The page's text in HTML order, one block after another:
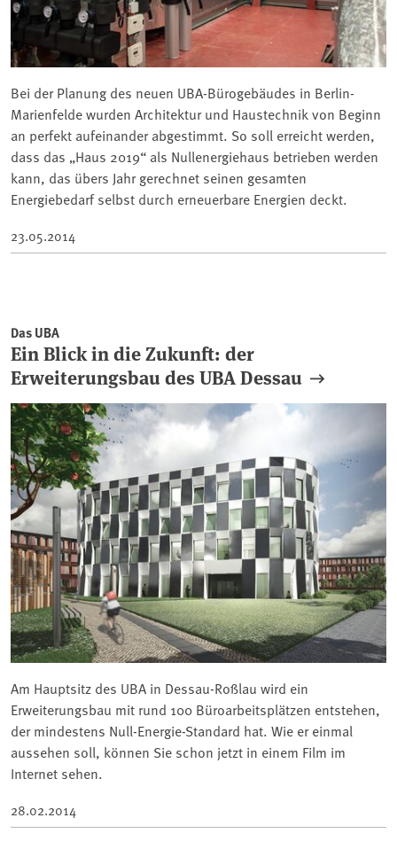
Bei der Planung des neuen UBA-Bürogebäudes in Berlin-
Marienfelde wurden Architektur und Haustechnik von Beginn
an perfekt aufeinander abgestimmt. So soll erreicht werden,
dass das „Haus 2019“ als Nullenergiehaus betrieben werden
kann, das übers Jahr gerechnet seinen gesamten
Energiebedarf selbst durch erneuerbare Energien deckt.
23.05.2014
Das UBA
Ein Blick in die Zukunft: der
Erweiterungsbau des UBA Dessau
Am Hauptsitz des UBA in Dessau-Roßlau wird ein
Erweiterungsbau mit rund 100 Büroarbeitsplätzen entstehen,
der mindestens Null-Energie-Standard hat. Wie er einmal
aussehen soll, können Sie schon jetzt in einem Film im
Internet sehen.
28.02.2014